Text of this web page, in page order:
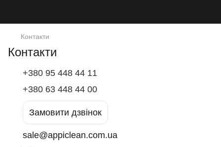
Контакти
Контакти
+380 95 448 44 11
+380 63 448 44 00
Замовити дзвінок
sale@appiclean.com.ua